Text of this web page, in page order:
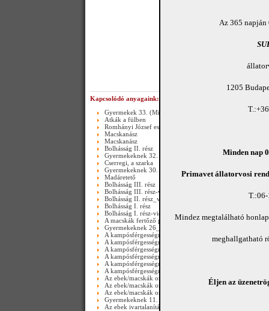
Az 365 napján
1205
Minden nap
Primavet állatorvosi
Mindez megtalálható
meghallgatható
Éljen az
Kapcsolódó anyagaink:
Gyermekek 33. (Mindenszentek 2015.)
Atkák a fülben
Romhányi József esete egy bolhával
Macskanász
Macskanász
Bolhásság II. rész
Gyermekeknek 32. (Masszázs)
Cserregi, a szarka
Gyermekeknek 30.
Madáretető
Bolhásság III. rész
Bolhásság III. rész-video
Bolhásság II. rész_video
Bolhásság I. rész
Bolhásság I. rész-video
A macskák fertőző peritonitise
Gyermekeknek 26_Hidegzuhany
A kampósférgességről (Ancylostomosis) III. rész
A kampósférgességről (Ancylostomosis) III. rész_video
A kampósférgességről (Ancylostomosis) II. rész_video
A kampósférgességről (Ancylostomosis) II. rész
A kampósférgességről (Ancylostomosis) I. rész_video
A kampósférgességről (Ancylostomosis) I. rész
Az ebek/macskák orsóférgességéről III. rész - video
Az ebek/macskák orsóférgességéről ( II.rész ) - video
Az ebek/macskák orsóférgességéről ( I. rész ) - video
Gyermekeknek 11. ( Macska lépcsőzik )
Az ebek ivartalanításáról